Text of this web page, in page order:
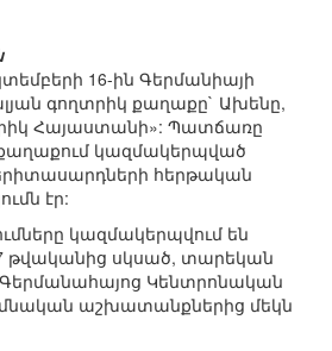
16-ին Գերմանիայի
գողտրիկ քաղաքը` Ախենը,
Հայաստանի»: Պատճառը
կազմակերպված
հերթական
էր:
կազմակերպվում են
թվականից սկսած, տարեկան
Կենտրոնական
աշխատանքներից մեկն